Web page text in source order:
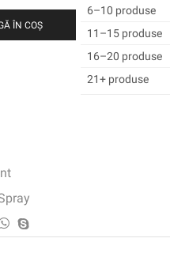
ÎN COȘ
6–10 produse
11–15 produse
16–20 produse
21+ produse